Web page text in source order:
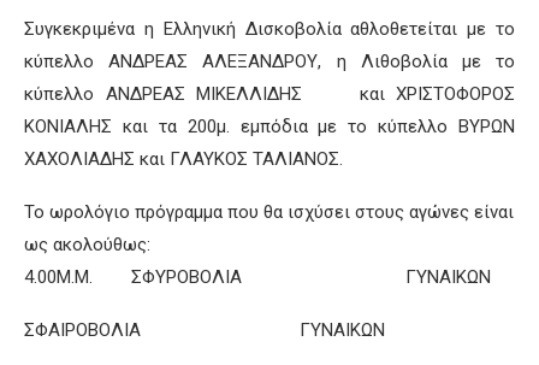
Συγκεκριμένα η Ελληνική Δισκοβολία αθλοθετείται με το
κύπελλο ΑΝΔΡΕΑΣ ΑΛΕΞΑΝΔΡΟΥ, η Λιθοβολία με το
κύπελλο ΑΝΔΡΕΑΣ ΜΙΚΕΛΛΙΔΗΣ και ΧΡΙΣΤΟΦΟΡΟΣ
ΚΟΝΙΑΛΗΣ και τα 200μ. εμπόδια με το κύπελλο ΒΥΡΩΝ
ΧΑΧΟΛΙΑΔΗΣ και ΓΛΑΥΚΟΣ ΤΑΛΙΑΝΟΣ.
To ωρολόγιο πρόγραμμα που θα ισχύσει στους αγώνες είναι
ως ακολούθως:
4.00Μ.Μ. ΣΦΥΡΟΒΟΛΙΑ ΓΥΝΑΙΚΩΝ
ΣΦΑΙΡΟΒΟΛΙΑ ΓΥΝΑΙΚΩΝ